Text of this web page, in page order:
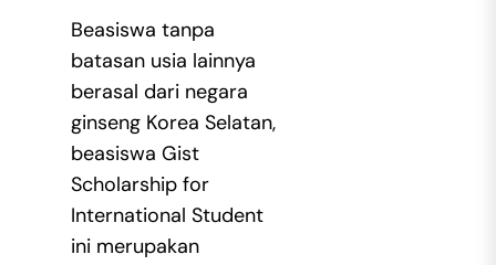
Beasiswa tanpa
batasan usia lainnya
berasal dari negara
ginseng Korea Selatan,
beasiswa Gist
Scholarship for
International Student
ini merupakan